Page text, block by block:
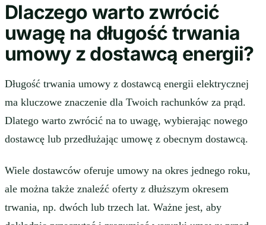
Dlaczego warto zwrócić
uwagę na długość trwania
umowy z dostawcą energii?
Długość trwania umowy z dostawcą energii elektrycznej
ma kluczowe znaczenie dla Twoich rachunków za prąd.
Dlatego warto zwrócić na to uwagę, wybierając nowego
dostawcę lub przedłużając umowę z obecnym dostawcą.
Wiele dostawców oferuje umowy na okres jednego roku,
ale można także znaleźć oferty z dłuższym okresem
trwania, np. dwóch lub trzech lat. Ważne jest, aby